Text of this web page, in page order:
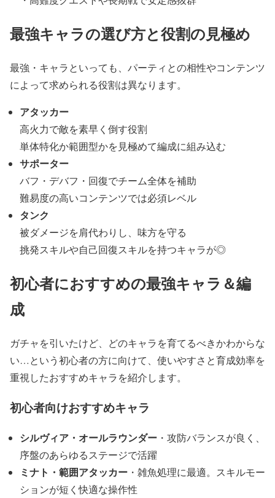
最強キャラの選び方と役割の見極め
最強・キャラといっても、パーティとの相性やコンテンツ
によって求められる役割は異なります。
アタッカー
高火力で敵を素早く倒す役割
単体特化か範囲型かを見極めて編成に組み込む
サポーター
バフ・デバフ・回復でチーム全体を補助
難易度の高いコンテンツでは必須レベル
タンク
被ダメージを肩代わりし、味方を守る
挑発スキルや自己回復スキルを持つキャラが◎
初心者におすすめの最強キャラ＆編
成
ガチャを引いたけど、どのキャラを育てるべきかわからな
い…という初心者の方に向けて、使いやすさと育成効率を
重視したおすすめキャラを紹介します。
初心者向けおすすめキャラ
シルヴィア・オールラウンダー ・攻防バランスが良く、
序盤のあらゆるステージで活躍
ミナト・範囲アタッカー ・雑魚処理に最適。スキルモー
ションが短く快適な操作性